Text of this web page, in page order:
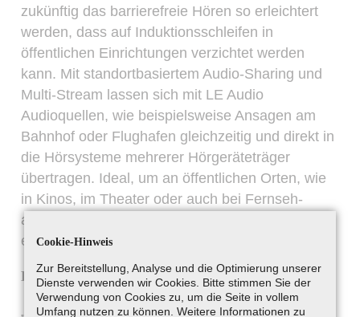
zukünftig das barrierefreie Hören so erleichtert
werden, dass auf Induktionsschleifen in
öffentlichen Einrichtungen verzichtet werden
kann. Mit standortbasiertem Audio-Sharing und
Multi-Stream lassen sich mit LE Audio
Audioquellen, wie beispielsweise Ansagen am
Bahnhof oder Flughafen gleichzeitig und direkt in
die Hörsysteme mehrerer Hörgeräteträger
übertragen. Ideal, um an öffentlichen Orten, wie
in Kinos, im Theater oder auch bei Fernseh-
abenden daheim mit mehreren Hörgeräteträgern
ein besseres Verstehen genießen zu können.
Das Hörgerät als Navigationssystem
„Sie spazieren durch New York und suchen den
Cookie-Hinweis
Zur Bereitstellung, Analyse und die Optimierung unserer
Dienste verwenden wir Cookies. Bitte stimmen Sie der
Verwendung von Cookies zu, um die Seite in vollem
Umfang nutzen zu können. Weitere Informationen zu